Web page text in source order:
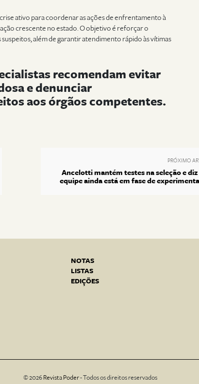
ativo para coordenar as ações de enfrentamento à
crescente no estado. O objetivo é reforçar o
além de garantir atendimento rápido às vítimas
recomendam evitar
e denunciar
aos órgãos competentes.
PRÓXIMO
Ancelotti mantém testes na seleção e diz
equipe ainda está em fase de
NOTAS
LISTAS
EDIÇÕES
© 2026 Revista Poder- Todos os direitos reservados